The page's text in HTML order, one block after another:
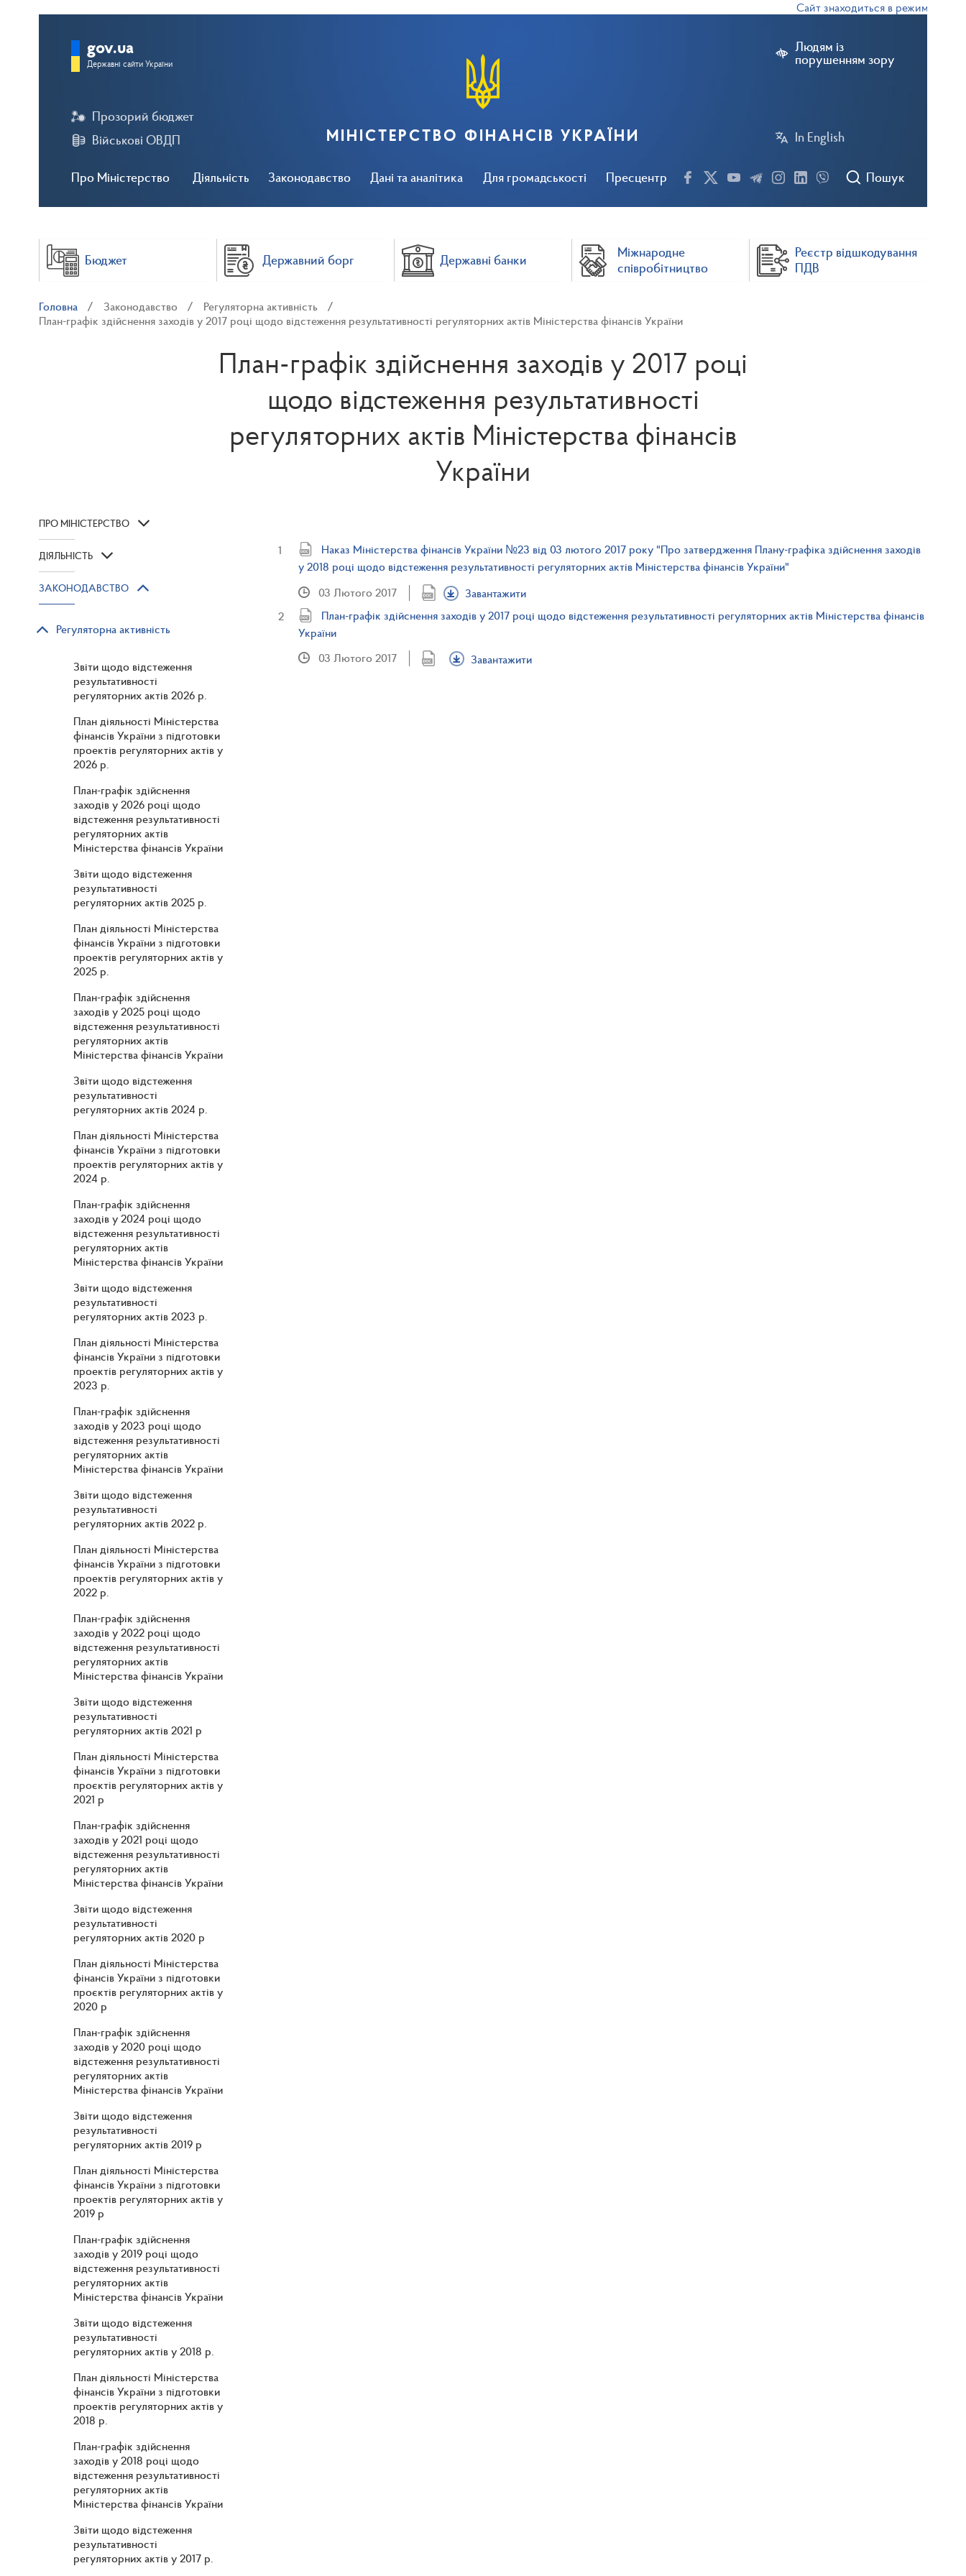
Сайт знаходиться в режимі тестової
Людям із
порушенням зору
In English
Про Міністерство Діяльність Законодавство Дані та аналітика Для громадськості Пресцентр
Прозорий бюджет
Військові ОВДП
Пошук
gov.ua
Державні сайти України
МІНІСТЕРСТВО ФІНАНСІВ УКРАЇНИ
Бюджет Державний борг Державні банки
Міжнародне
співробітництво
Реєстр відшкодування
ПДВ
Головна Законодавство
Регуляторна активність
План-графік здійснення заходів у 2017 році щодо відстеження результативності регуляторних актів Міністерства фінансів України
План-графік здійснення заходів у 2017 році
щодо відстеження результативності
регуляторних актів Міністерства фінансів
України
ПРО МІНІСТЕРСТВО
ДІЯЛЬНІСТЬ
ЗАКОНОДАВСТВО
Регуляторна активність
Звіти щодо відстеження
результативності
регуляторних актів 2026 р.
План діяльності Міністерства
фінансів України з підготовки
проектів регуляторних актів у
2026 р.
План-графік здійснення
заходів у 2026 році щодо
відстеження результативності
регуляторних актів
Міністерства фінансів України
Звіти щодо відстеження
результативності
регуляторних актів 2025 р.
План діяльності Міністерства
фінансів України з підготовки
проектів регуляторних актів у
2025 р.
План-графік здійснення
заходів у 2025 році щодо
відстеження результативності
регуляторних актів
Міністерства фінансів України
Звіти щодо відстеження
результативності
регуляторних актів 2024 р.
План діяльності Міністерства
фінансів України з підготовки
проектів регуляторних актів у
2024 р.
План-графік здійснення
заходів у 2024 році щодо
відстеження результативності
регуляторних актів
Міністерства фінансів України
Звіти щодо відстеження
результативності
регуляторних актів 2023 р.
План діяльності Міністерства
фінансів України з підготовки
проектів регуляторних актів у
2023 р.
План-графік здійснення
заходів у 2023 році щодо
відстеження результативності
регуляторних актів
Міністерства фінансів України
Звіти щодо відстеження
результативності
регуляторних актів 2022 р.
План діяльності Міністерства
фінансів України з підготовки
проектів регуляторних актів у
2022 р.
План-графік здійснення
заходів у 2022 році щодо
відстеження результативності
регуляторних актів
Міністерства фінансів України
Звіти щодо відстеження
результативності
регуляторних актів 2021 р
План діяльності Міністерства
фінансів України з підготовки
проєктів регуляторних актів у
2021 р
План-графік здійснення
заходів у 2021 році щодо
відстеження результативності
регуляторних актів
Міністерства фінансів України
Звіти щодо відстеження
результативності
регуляторних актів 2020 р
План діяльності Міністерства
фінансів України з підготовки
проєктів регуляторних актів у
2020 р
План-графік здійснення
заходів у 2020 році щодо
відстеження результативності
регуляторних актів
Міністерства фінансів України
Звіти щодо відстеження
результативності
регуляторних актів 2019 р
План діяльності Міністерства
фінансів України з підготовки
проектів регуляторних актів у
2019 р
План-графік здійснення
заходів у 2019 році щодо
відстеження результативності
регуляторних актів
Міністерства фінансів України
Звіти щодо відстеження
результативності
регуляторних актів у 2018 р.
План діяльності Міністерства
фінансів України з підготовки
проектів регуляторних актів у
2018 р.
План-графік здійснення
заходів у 2018 році щодо
відстеження результативності
регуляторних актів
Міністерства фінансів України
Звіти щодо відстеження
результативності
регуляторних актів у 2017 р.
Наказ Міністерства фінансів України №23 від 03 лютого 2017 року "Про затвердження Плану-графіка здійснення заходів
у 2018 році щодо відстеження результативності регуляторних актів Міністерства фінансів України"
03 Лютого 2017
Завантажити
План-графік здійснення заходів у 2017 році щодо відстеження результативності регуляторних актів Міністерства фінансів
України
03 Лютого 2017
Завантажити